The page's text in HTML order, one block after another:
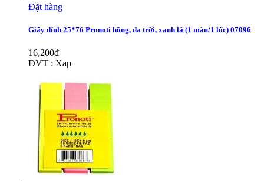
Đặt hàng
Giấy dính 25*76 Pronoti hồng, da trời, xanh lá (1 màu/1 lốc) 07096
16,200đ
DVT : Xap